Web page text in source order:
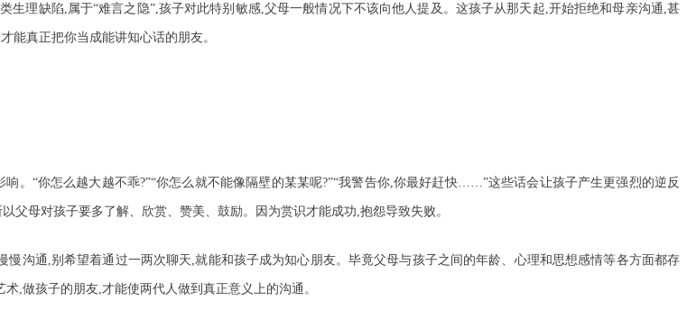
理缺陷,属于“难言之隐”,孩子对此特别敏感,父母一般情况下不该向他人提及。这孩子从那天起,开始拒绝和母亲沟通,甚
能真正把你当成能讲知心话的朋友。
。“你怎么越大越不乖?”“你怎么就不能像隔壁的某某呢?”“我警告你,你最好赶快……”这些话会让孩子产生更强烈的逆反
母对孩子要多了解、欣赏、赞美、鼓励。因为赏识才能成功,抱怨导致失败。
沟通,别希望着通过一两次聊天,就能和孩子成为知心朋友。毕竟父母与孩子之间的年龄、心理和思想感情等各方面都存
,做孩子的朋友,才能使两代人做到真正意义上的沟通。